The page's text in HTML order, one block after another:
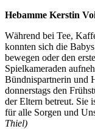
Hebamme Kerstin
Während bei Tee,
konnten sich die
bewegen oder den
Spielkameraden
Bündnispartnerin und
donnerstags den
der Eltern betreut. Sie
für alle Sorgen und
Thiel)